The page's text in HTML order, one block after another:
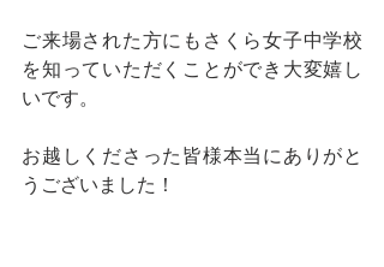
ご来場された方にもさくら女子中学校
を知っていただくことができ大変嬉し
いです。
お越しくださった皆様本当にありがと
うございました！